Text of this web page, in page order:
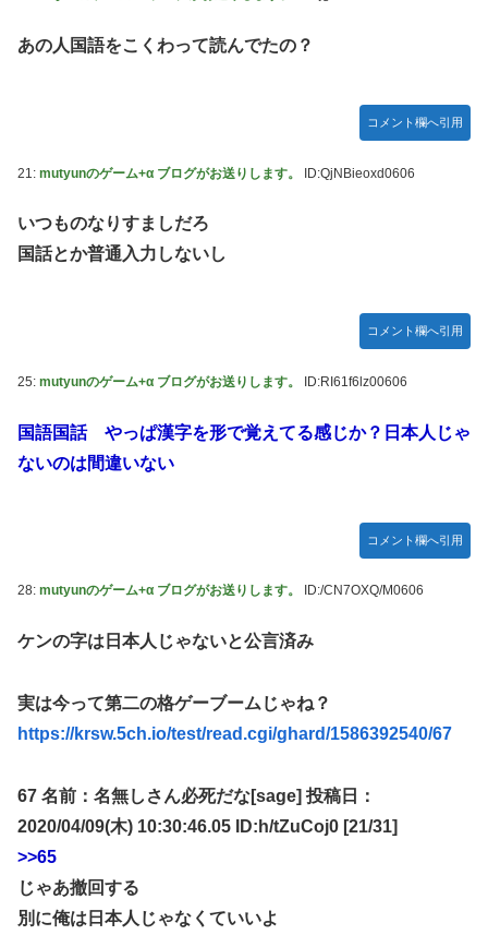
wwwwwwwwwwwww
LIAR GAME -ライアーゲーム- 第17話 感想：秋山さんの逆
FF4とかいうカッコいい竜騎士が活躍するゲーム最高だよな
【スターウォーズ】グローグーってすごい人気あるんだな…
【デレマス】 仮面ライダーバロンＰ第２話「蒼翼の乙女」
【速報】 ひろゆき、離婚ｗｗｗｗｗｗ
「創刻のファイアホイール」+埋めネタ「ファイアホイール
TCG・その後」
やる夫「催眠アプリを手に入れたんだけど……これ必要だっ
【ガンダムＷ】あのメンツのなかでは比較的常識のあるほう
【デレマス】 凛「なにこれ、蒼穹のファフナー？」モバ
ガキ「世界を救います」←飽きた。おっさんにしろ
ラブライブ！の犬、だいたい老犬
【ウマ娘】コミケで配布予定だった非公式グッズ「オグリキ
ャップタマモクロスアクリル定規」意外(?)な落とし穴によ
り配布を撤回することに…
【にじさんじ】石神がミームを堪能しとる
ドラマー兼編曲家「ハロプロのいう『16ビートを刻む』って
あの人国語をこくわって読んでたの？
コメント欄へ引用
21: mutyunのゲーム+α ブログがお送りします。 ID:QjNBieoxd0606
いつものなりすましだろ
国話とか普通入力しないし
コメント欄へ引用
25: mutyunのゲーム+α ブログがお送りします。 ID:RI61f6lz00606
国語国話 やっぱ漢字を形で覚えてる感じか？日本人じゃ
ないのは間違いない
コメント欄へ引用
28: mutyunのゲーム+α ブログがお送りします。 ID:/CN7OXQ/M0606
ケンの字は日本人じゃないと公言済み
実は今って第二の格ゲーブームじゃね？
https://krsw.5ch.io/test/read.cgi/ghard/1586392540/67
67 名前：名無しさん必死だな[sage] 投稿日：
2020/04/09(木) 10:30:46.05 ID:h/tZuCoj0 [21/31]
>>65
じゃあ撤回する
別に俺は日本人じゃなくていいよ